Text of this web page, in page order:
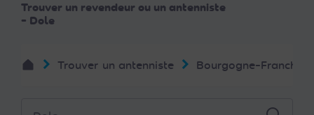
Trouver un revendeur ou un antenniste
- Dole
Trouver un antenniste Bourgogne-Franche-